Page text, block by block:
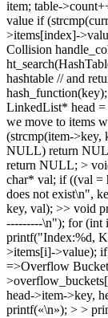
item; table-
value if
>items[index]-
Collision
hashtable // and
LinkedList* head =
we move to items
(strcmp(item->key,
NULL) return
return NULL; >
char* val; if ((val =
does not exist\n",
key, val); >> void
---------\n"); for (int
printf("Index:%d,
>items[i]->value);
=>Overflow
head->item->key,
printf(«\n»); > >